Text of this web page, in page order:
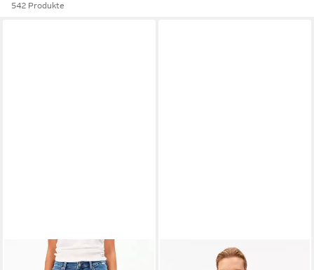
542 Produkte